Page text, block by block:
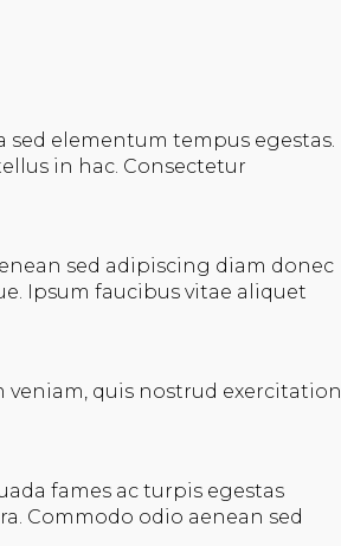
sed elementum tempus egestas.
in hac. Consectetur
sed adipiscing diam donec
Ipsum faucibus vitae aliquet
veniam, quis nostrud exercitation
fames ac turpis egestas
Commodo odio aenean sed